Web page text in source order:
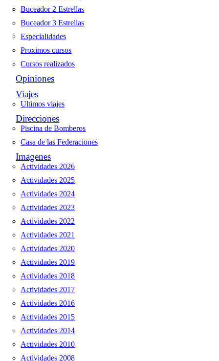
Buceador 2 Estrellas
Buceador 3 Estrellas
Especialidades
Proximos cursos
Cursos realizados
Opiniones
Viajes
Ultimos viajes
Direcciones
Piscina de Bomberos
Casa de las Federaciones
Imagenes
Actividades 2026
Actividades 2025
Actividades 2024
Actividades 2023
Actividades 2022
Actividades 2021
Actividades 2020
Actividades 2019
Actividades 2018
Actividades 2017
Actividades 2016
Actividades 2015
Actividades 2014
Actividades 2010
Actividades 2008